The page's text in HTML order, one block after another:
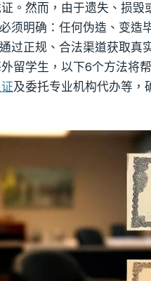
。然而，由于遗失、损毁
须明确：任何伪造、变造
过正规、合法渠道获取真
留学生，以下6个方法将
及委托专业机构代办等，